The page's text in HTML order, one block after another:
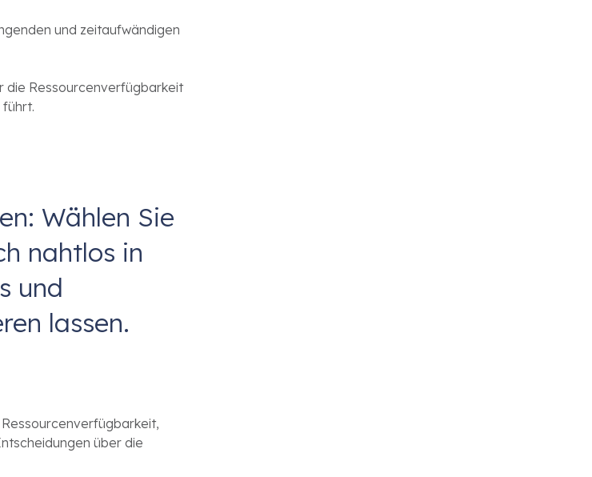
und zeitaufwändigen
die Ressourcenverfügbarkeit
Wählen Sie
nahtlos in
und
lassen.
über die